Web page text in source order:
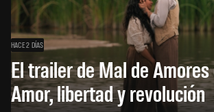
HACE 2 DÍAS
El trailer de Mal de
Amor, libertad y revolución